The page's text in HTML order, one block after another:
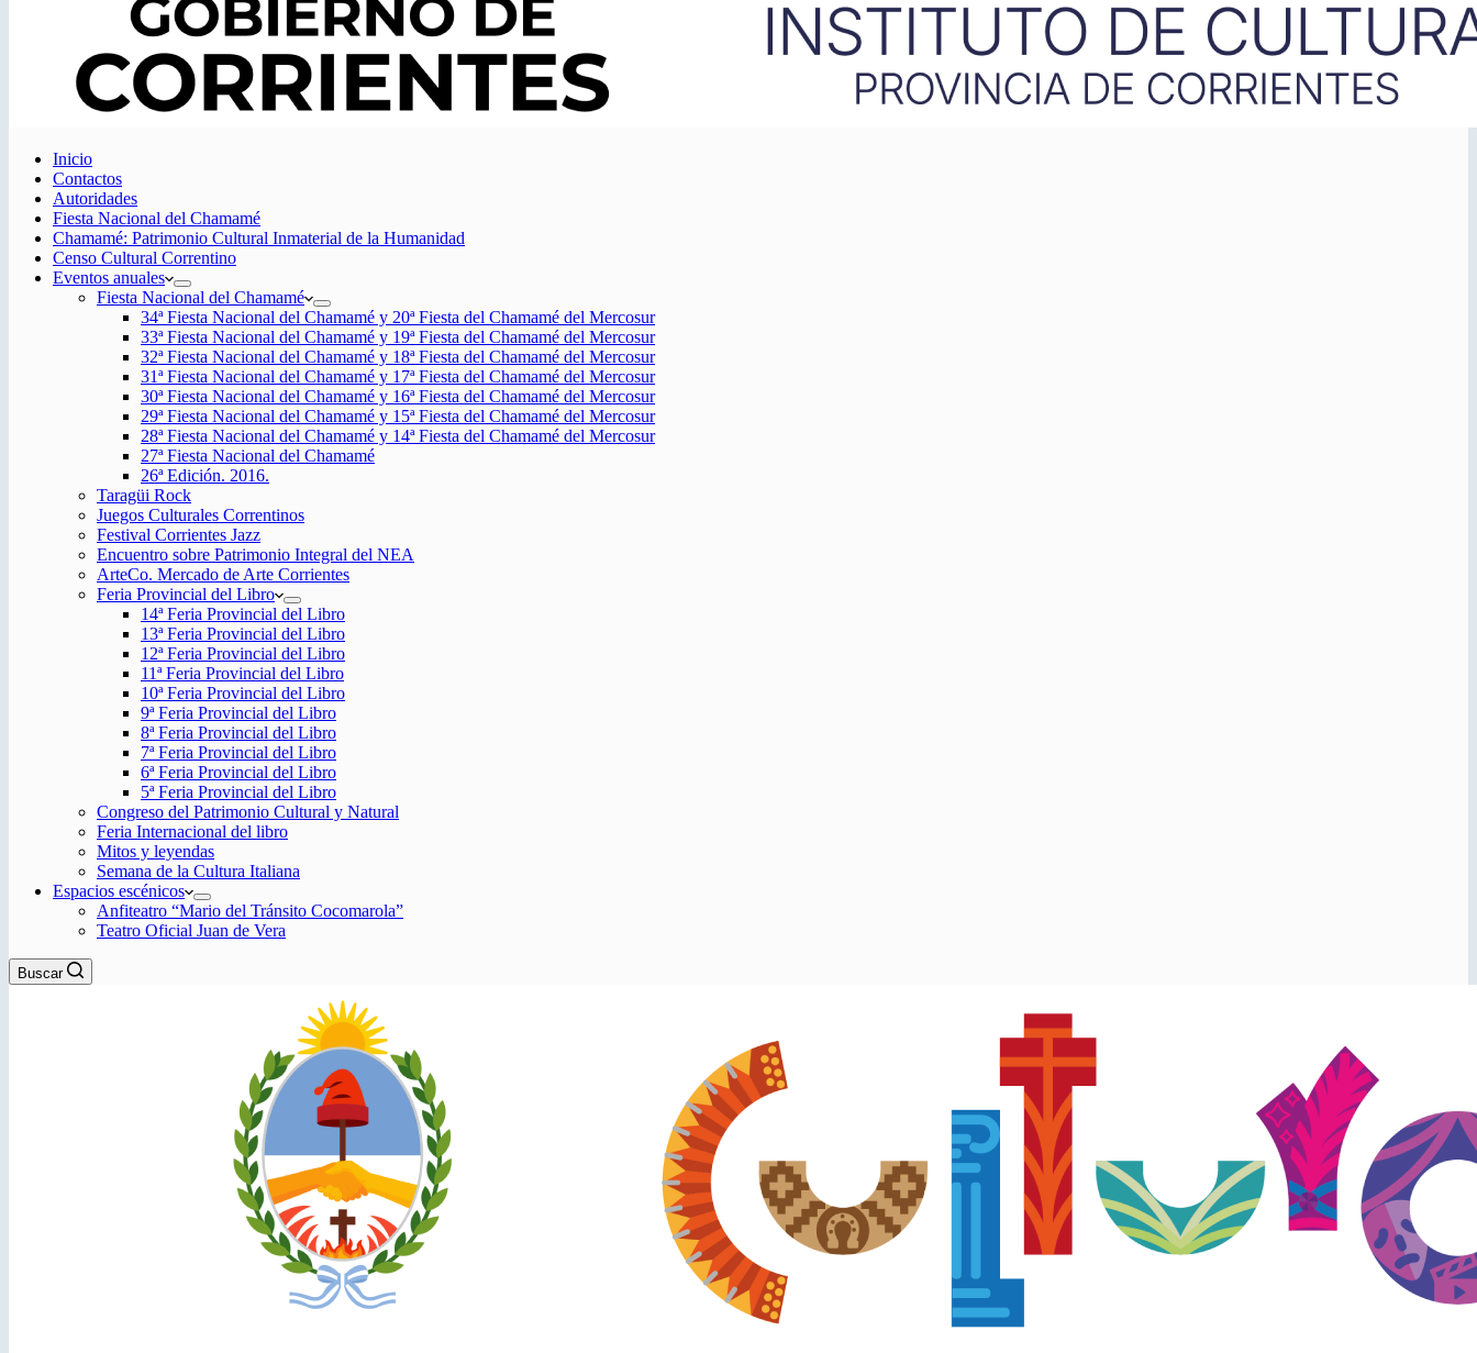
Inicio
Contactos
Autoridades
Fiesta Nacional del Chamamé
Chamamé: Patrimonio Cultural Inmaterial de la Humanidad
Censo Cultural Correntino
Eventos anuales
Fiesta Nacional del Chamamé
34ª Fiesta Nacional del Chamamé y 20ª Fiesta del Chamamé del Mercosur
33ª Fiesta Nacional del Chamamé y 19ª Fiesta del Chamamé del Mercosur
32ª Fiesta Nacional del Chamamé y 18ª Fiesta del Chamamé del Mercosur
31ª Fiesta Nacional del Chamamé y 17ª Fiesta del Chamamé del Mercosur
30ª Fiesta Nacional del Chamamé y 16ª Fiesta del Chamamé del Mercosur
29ª Fiesta Nacional del Chamamé y 15ª Fiesta del Chamamé del Mercosur
28ª Fiesta Nacional del Chamamé y 14ª Fiesta del Chamamé del Mercosur
27ª Fiesta Nacional del Chamamé
26ª Edición. 2016.
Taragüi Rock
Juegos Culturales Correntinos
Festival Corrientes Jazz
Encuentro sobre Patrimonio Integral del NEA
ArteCo. Mercado de Arte Corrientes
Feria Provincial del Libro
14ª Feria Provincial del Libro
13ª Feria Provincial del Libro
12ª Feria Provincial del Libro
11ª Feria Provincial del Libro
10ª Feria Provincial del Libro
9ª Feria Provincial del Libro
8ª Feria Provincial del Libro
7ª Feria Provincial del Libro
6ª Feria Provincial del Libro
5ª Feria Provincial del Libro
Congreso del Patrimonio Cultural y Natural
Feria Internacional del libro
Mitos y leyendas
Semana de la Cultura Italiana
Espacios escénicos
Anfiteatro “Mario del Tránsito Cocomarola”
Teatro Oficial Juan de Vera
Buscar